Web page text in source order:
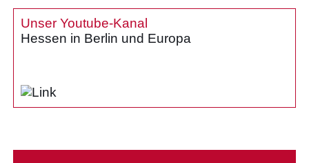
Unser Youtube-Kanal
Hessen in Berlin und Europa